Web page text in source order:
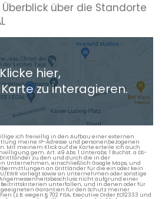
über die Standorte
Klicke hier,
zu interagieren.
ich freiwillig in den Aufbau einer externen
meine IP-Adresse und personenbezogenen
Mit meinem Klick auf die Karte erteile ich auch
gem. Art. 49 Abs. 1 Unterabs. 1 Buchst. a DS-
zu den und durch die in der
Unternehmen, einschließlich Google Maps, und
an Drittländer für die ein oder kein
EWR vorliegt sowie an Unternehmen oder sonstige
nicht aufgrund einer
unterfallen, und in denen oder für
Garantien für den Schutz meiner
(z.B. wegen § 702 FISA, Executive Order EO12333 und